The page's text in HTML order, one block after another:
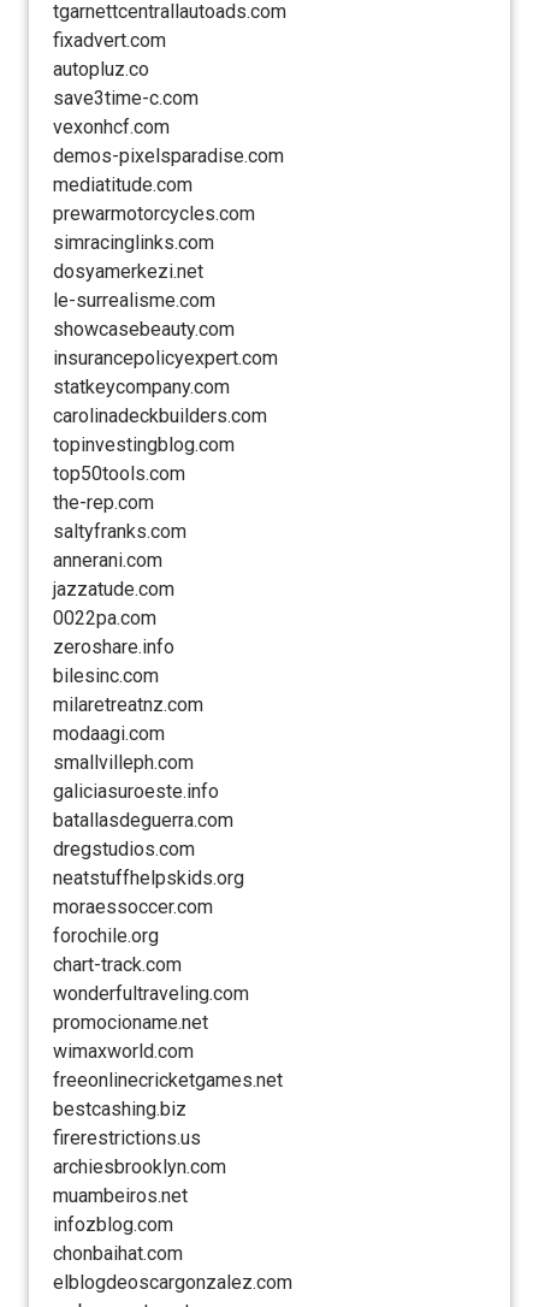
tgarnettcentrallautoads.com
fixadvert.com
autopluz.co
save3time-c.com
vexonhcf.com
demos-pixelsparadise.com
mediatitude.com
prewarmotorcycles.com
simracinglinks.com
dosyamerkezi.net
le-surrealisme.com
showcasebeauty.com
insurancepolicyexpert.com
statkeycompany.com
carolinadeckbuilders.com
topinvestingblog.com
top50tools.com
the-rep.com
saltyfranks.com
annerani.com
jazzatude.com
0022pa.com
zeroshare.info
bilesinc.com
milaretreatnz.com
modaagi.com
smallvilleph.com
galiciasuroeste.info
batallasdeguerra.com
dregstudios.com
neatstuffhelpskids.org
moraessoccer.com
forochile.org
chart-track.com
wonderfultraveling.com
promocioname.net
wimaxworld.com
freeonlinecricketgames.net
bestcashing.biz
firerestrictions.us
archiesbrooklyn.com
muambeiros.net
infozblog.com
chonbaihat.com
elblogdeoscargonzalez.com